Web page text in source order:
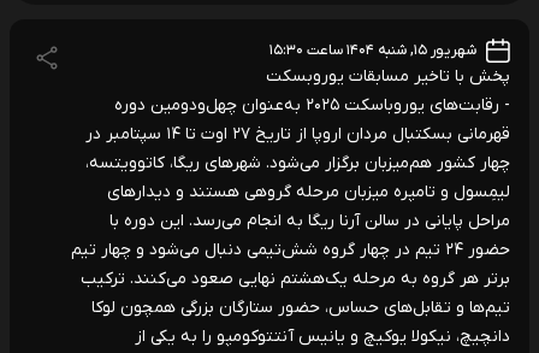
شهریور ۱۵, شنبه ۱۴۰۴ ساعت ۱۵:۳۰
پخش با تاخیر مسابقات یوروبسکت
- رقابت‌های یوروباسکت ۲۰۲۵ به‌عنوان چهل‌ودومین دوره
قهرمانی بسکتبال مردان اروپا از تاریخ ۲۷ اوت تا ۱۴ سپتامبر در
چهار کشور هم‌میزبان برگزار می‌شود. شهرهای ریگا، کاتوویتسه،
لیمِسول و تامپره میزبان مرحله گروهی هستند و دیدارهای
مراحل پایانی در سالن آرنا ریگا به انجام می‌رسد. این دوره با
حضور ۲۴ تیم در چهار گروه شش‌تیمی دنبال می‌شود و چهار تیم
برتر هر گروه به مرحله یک‌هشتم نهایی صعود می‌کنند. ترکیب
تیم‌ها و تقابل‌های حساس، حضور ستارگان بزرگی همچون لوکا
دانچیچ، نیکولا یوکیچ و یانیس آنتتوکومپو را به یکی از